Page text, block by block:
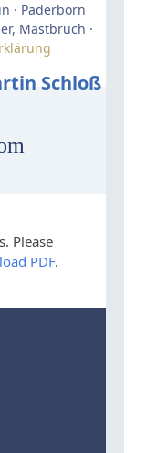
· Paderborn
Mastbruch ·
Schloß
Please
PDF.